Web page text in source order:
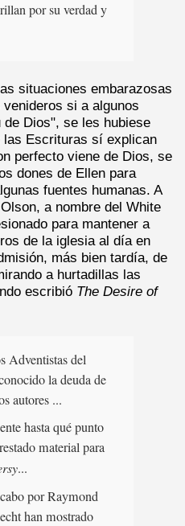
por su verdad y
situaciones embarazosas
si a algunos
Dios", se les hubiese
las Escrituras sí explican
perfecto viene de Dios, se
dones de Ellen para
fuentes humanas. A
a nombre del White
para mantener a
de la iglesia al día en
más bien tardía, de
a hurtadillas las
escribió The Desire of
Adventistas del
la deuda de
autores ...
hasta qué punto
material para
...
por Raymond
han mostrado